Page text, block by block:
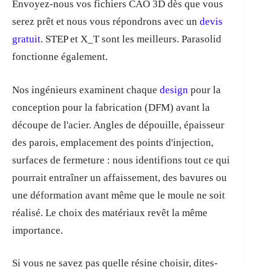
Envoyez-nous vos fichiers CAO 3D dès que vous
serez prêt et nous vous répondrons avec un devis
gratuit. STEP et X_T sont les meilleurs. Parasolid
fonctionne également.
Nos ingénieurs examinent chaque design pour la
conception pour la fabrication (DFM) avant la
découpe de l'acier. Angles de dépouille, épaisseur
des parois, emplacement des points d'injection,
surfaces de fermeture : nous identifions tout ce qui
pourrait entraîner un affaissement, des bavures ou
une déformation avant même que le moule ne soit
réalisé. Le choix des matériaux revêt la même
importance.
Si vous ne savez pas quelle résine choisir, dites-